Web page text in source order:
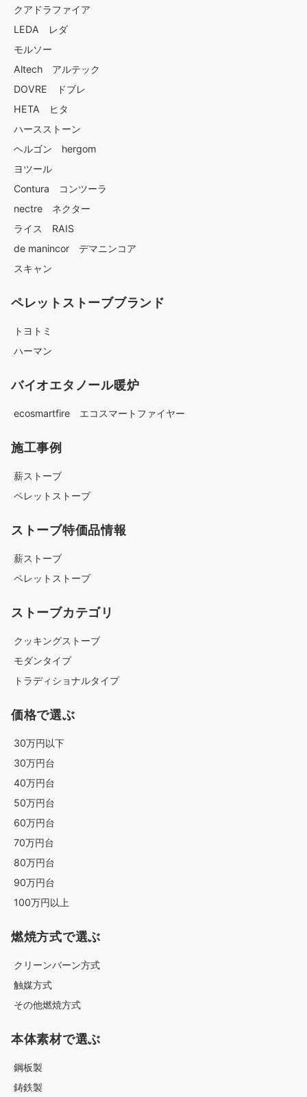
クアドラファイア
LEDA レダ
モルソー
Altech アルテック
DOVRE ドブレ
HETA ヒタ
ハースストーン
ヘルゴン hergom
ヨツール
Contura コンツーラ
nectre ネクター
ライス RAIS
de manincor デマニンコア
スキャン
ペレットストーブブランド
トヨトミ
ハーマン
バイオエタノール暖炉
ecosmartfire エコスマートファイヤー
施工事例
薪ストーブ
ペレットストーブ
ストーブ特価品情報
薪ストーブ
ペレットストーブ
ストーブカテゴリ
クッキングストーブ
モダンタイプ
トラディショナルタイプ
価格で選ぶ
30万円以下
30万円台
40万円台
50万円台
60万円台
70万円台
80万円台
90万円台
100万円以上
燃焼方式で選ぶ
クリーンバーン方式
触媒方式
その他燃焼方式
本体素材で選ぶ
鋼板製
鋳鉄製